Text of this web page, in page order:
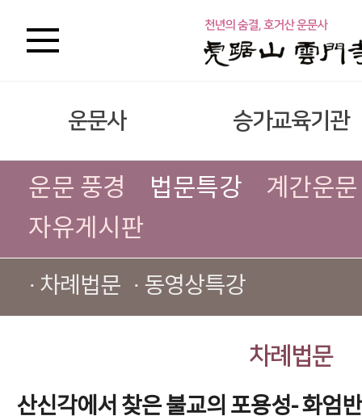
운문사 승가교육기관
운문 풍경 법문특강
계간운문
자유게시판
· 차례법문 · 동영상특강
차례법문
산신각에서 찾은 불교의 포용성- 화엄